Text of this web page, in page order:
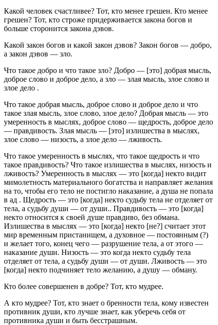
Какой человек счастливее? Тот, кто менее грешен. Кто менее
грешен? Тот, кто строже придерживается закона богов и
больше сторонится закона дэвов.
Какой закон богов и какой закон дэвов? Закон богов — добро,
а закон дэвов — зло.
Что такое добро и что такое зло? Добро — [это] добрая мысль,
доброе слово и доброе дело, а зло — злая мысль, злое слово и
злое дело .
Что такое добрая мысль, доброе слово и доброе дело и что
такое злая мысль, злое слово, злое дело? Добрая мысль — это
умеренность в мыслях, доброе слово — щедрость, доброе дело
— правдивость. Злая мысль — [это] излишества в мыслях,
злое слово — низость, а злое дело — лживость.
Что такое умеренность в мыслях, что такое щедрость и что
такое правдивость? Что такое излишества в мыслях, низость и
лживость? Умеренность в мыслях — это [когда] некто видит
мимолетность материального богатства и направляет желания
на то, чтобы его тело не постигло наказание, а душа не попала
в ад . Щедрость — это [когда] некто судьбу тела не отделяет от
тела, а судьбу души — от души.. Правдивость — это [когда]
некто относится к своей душе правдиво, без обмана.
Излишества в мыслях — это [когда] некто [не?] считает этот
мир временным пристанищем, а духовное — постоянным (?)
и желает того, конец чего — разрушение тела, а от этого —
наказание души. Низость — это когда некто судьбу тела
отделяет от тела, а судьбу души — от души. Лживость — это
[когда] некто подчиняет тело желанию, а душу — обману.
Кто более совершенен в добре? Тот, кто мудрее.
А кто мудрее? Тот, кто знает о бренности тела, кому известен
противник души, кто лучше знает, как уберечь себя от
противника души и быть бесстрашным.